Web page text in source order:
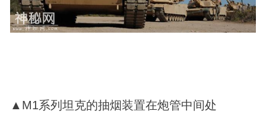
▲M1系列坦克的抽烟装置在炮管中间处